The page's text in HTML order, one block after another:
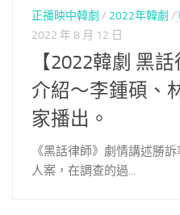
正播映中韓劇 / 2022年韓劇 /
2022 年 8 月 12 日
【2022韓劇 黑
介紹～李鍾碩、
家播出。
《黑話律師》劇情講述勝
人案，在調查的過...